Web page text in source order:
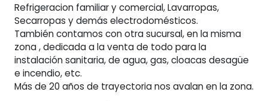
Refrigeracion familiar y comercial, Lavarropas,
Secarropas y demás electrodomésticos.
También contamos con otra sucursal, en la misma
zona , dedicada a la venta de todo para la
instalación sanitaria, de agua, gas, cloacas desagüe
e incendio, etc.
Más de 20 años de trayectoria nos avalan en la zona.